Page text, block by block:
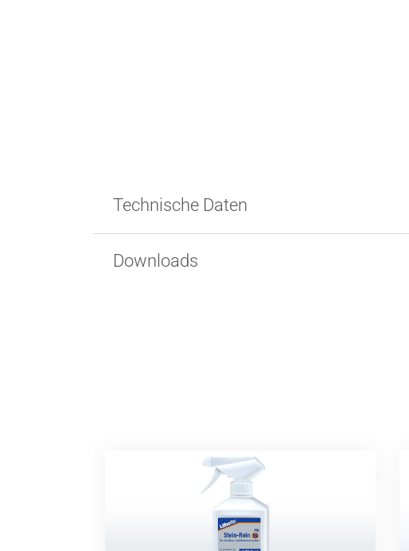
Technische Daten
Downloads